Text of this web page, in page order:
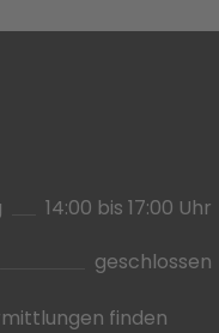
14:00 bis 17:00 Uhr
geschlossen
finden